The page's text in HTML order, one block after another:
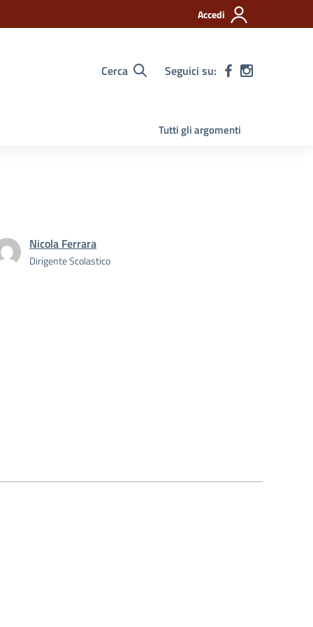
Accedi
Cerca Seguici su:
Tutti gli argomenti
Nicola Ferrara
Dirigente Scolastico